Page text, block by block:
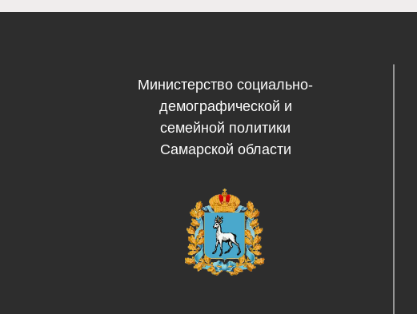
Министерство социально-
демографической и
семейной политики
Самарской области